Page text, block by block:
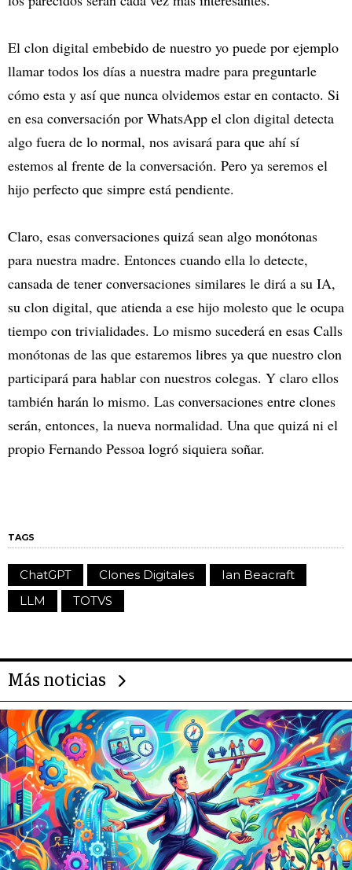
El clon digital embebido de nuestro yo puede por ejemplo
llamar todos los días a nuestra madre para preguntarle
cómo esta y así que nunca olvidemos estar en contacto. Si
en esa conversación por WhatsApp el clon digital detecta
algo fuera de lo normal, nos avisará para que ahí sí
estemos al frente de la conversación. Pero ya seremos el
hijo perfecto que simpre está pendiente.
Claro, esas conversaciones quizá sean algo monótonas
para nuestra madre. Entonces cuando ella lo detecte,
cansada de tener conversaciones similares le dirá a su IA,
su clon digital, que atienda a ese hijo molesto que le ocupa
tiempo con trivialidades. Lo mismo sucederá en esas Calls
monótonas de las que estaremos libres ya que nuestro clon
participará para hablar con nuestros colegas. Y claro ellos
también harán lo mismo. Las conversaciones entre clones
serán, entonces, la nueva normalidad. Una que quizá ni el
propio Fernando Pessoa logró siquiera soñar.
TAGS
ChatGPT Clones Digitales
Ian Beacraft
LLM
TOTVS
Más noticias